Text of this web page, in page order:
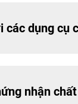
dụng cụ
nhận